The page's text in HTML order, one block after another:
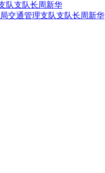
交通管理支队支队长周新华